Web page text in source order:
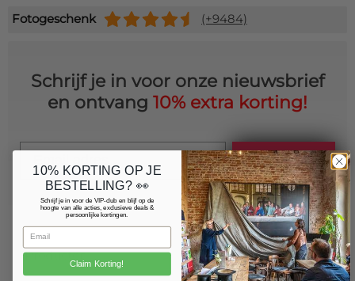
Fotogeschenk (+9484)
Schrijf je in voor onze nieuwsbrief
en ontvang 10% extra korting!
Email
Schrijf je in
Producten
10% KORTING OP JE
BESTELLING? 👀
Schrijf je in voor de VIP-club en blijf op de
hoogte van alle acties, exclusieve deals &
persoonlijke kortingen.
Claim Korting!